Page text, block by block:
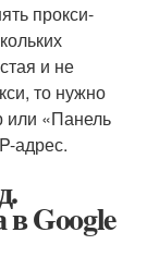
прокси-
и не
то нужно
или «Панель
адрес.
Google